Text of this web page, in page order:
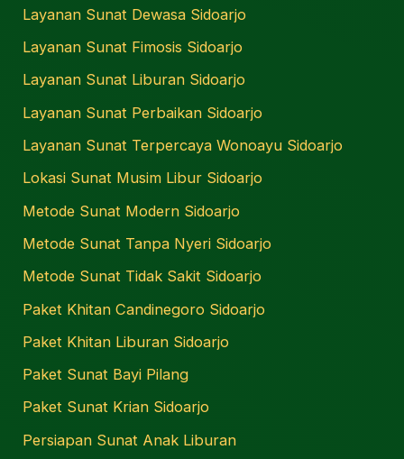
Layanan Sunat Dewasa Sidoarjo
Layanan Sunat Fimosis Sidoarjo
Layanan Sunat Liburan Sidoarjo
Layanan Sunat Perbaikan Sidoarjo
Layanan Sunat Terpercaya Wonoayu Sidoarjo
Lokasi Sunat Musim Libur Sidoarjo
Metode Sunat Modern Sidoarjo
Metode Sunat Tanpa Nyeri Sidoarjo
Metode Sunat Tidak Sakit Sidoarjo
Paket Khitan Candinegoro Sidoarjo
Paket Khitan Liburan Sidoarjo
Paket Sunat Bayi Pilang
Paket Sunat Krian Sidoarjo
Persiapan Sunat Anak Liburan